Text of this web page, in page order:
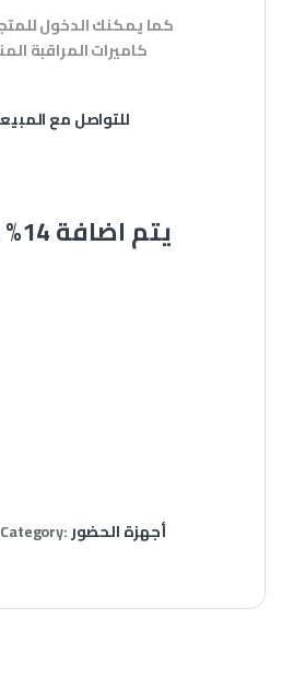
كما يمكنك الدخول
كاميرات المراقبة
للتواصل مع
Category:أجهزة الحضور